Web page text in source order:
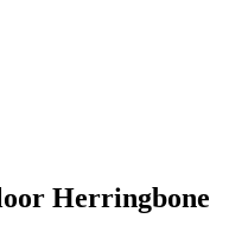
Herringbone